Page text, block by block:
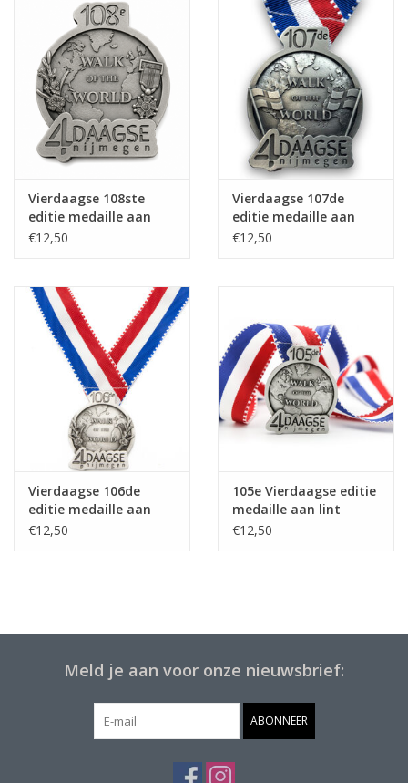
Vierdaagse 108ste
editie medaille aan
lint
€12,50
Vierdaagse 107de
editie medaille aan
lint
€12,50
Vierdaagse 106de
editie medaille aan
lint
€12,50
105e Vierdaagse editie
medaille aan lint
€12,50
Meld je aan voor onze nieuwsbrief:
ABONNEER